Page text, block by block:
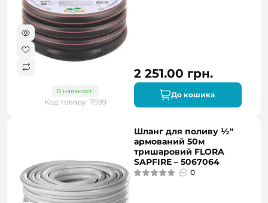
В наявності
Код товару: 7599
2 251.00 грн.
До кошика
Шланг для поливу ½"
армований 50м
тришаровий FLORA
SAPFIRE – 5067064
0